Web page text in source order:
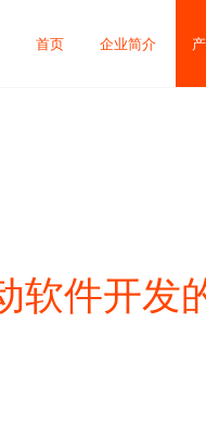
首页 企业简介
软件开发